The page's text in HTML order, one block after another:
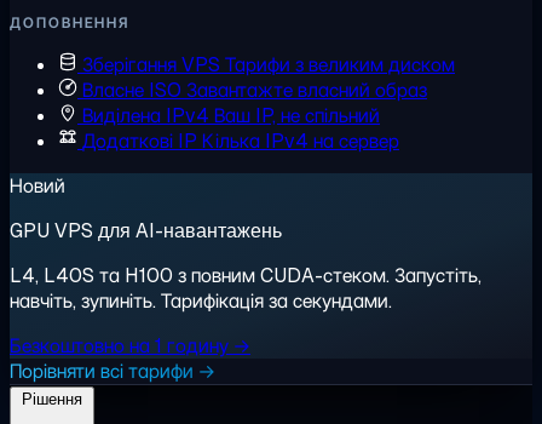
ДОПОВНЕННЯ
Зберігання VPS Тарифи з великим диском
Власне ISO Завантажте власний образ
Виділена IPv4 Ваш IP, не спільний
Додаткові IP Кілька IPv4 на сервер
Новий
GPU VPS для AI-навантажень
L4, L40S та H100 з повним CUDA-стеком. Запустіть,
навчіть, зупиніть. Тарифікація за секундами.
Безкоштовно на 1 годину →
Порівняти всі тарифи →